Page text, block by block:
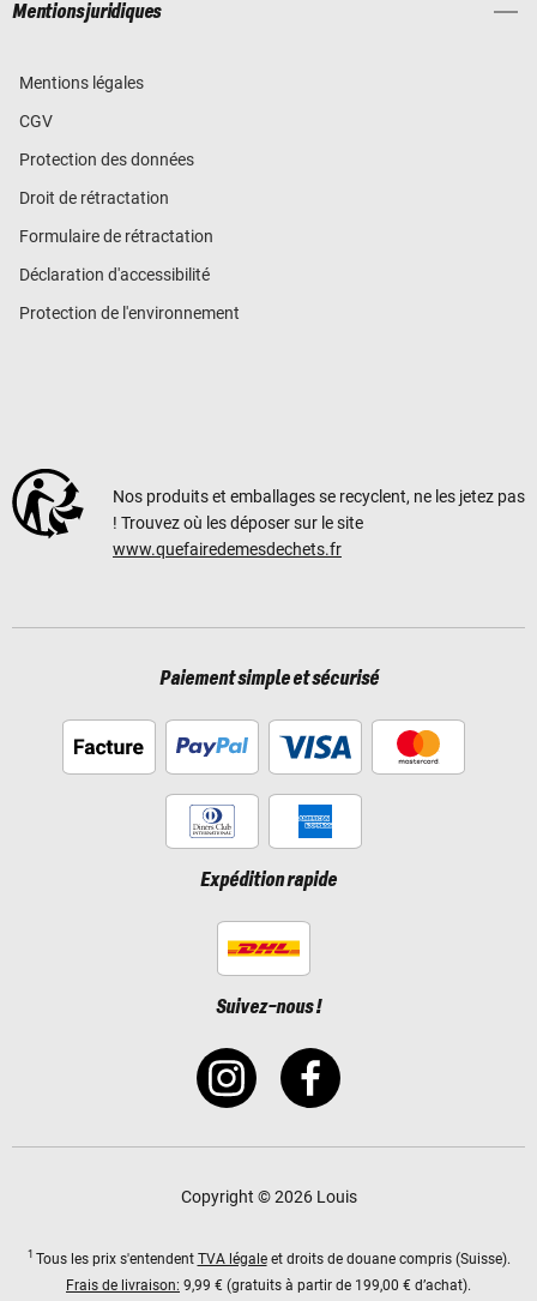
Mentions juridiques
Mentions légales
CGV
Protection des données
Droit de rétractation
Formulaire de rétractation
Déclaration d'accessibilité
Protection de l'environnement
Nos produits et emballages se recyclent, ne les jetez pas
! Trouvez où les déposer sur le site
www.quefairedemesdechets.fr
Paiement simple et sécurisé
Expédition rapide
Suivez-nous !
Copyright © 2026 Louis
1 Tous les prix s'entendent TVA légaleet droits de douane compris (Suisse).
Frais de livraison: 9,99 € (gratuits à partir de 199,00 € d’achat).